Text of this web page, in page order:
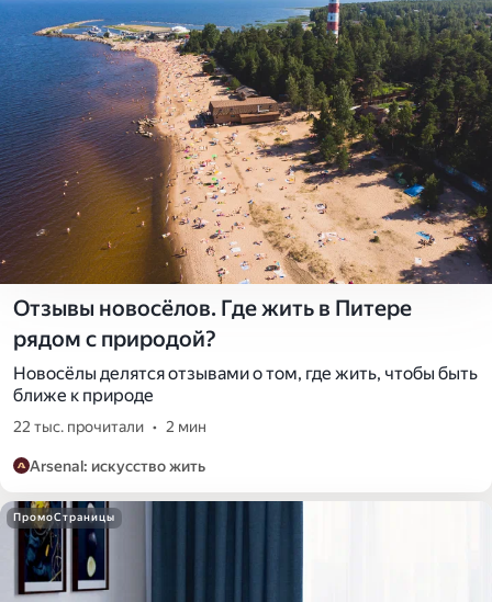
Отзывы новосёлов. Где жить в Питере
рядом с природой?
Новосёлы делятся отзывами о том, где жить, чтобы быть
ближе к природе
22 тыс. прочитали • 2 мин
Arsenal: искусство жить
ПромоСтраницы